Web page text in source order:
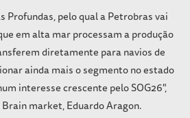
Profundas, pelo qual a Petrobras vai
em alta mar processam a produção
diretamente para navios de
ainda mais o segmento no estado
interesse crescente pelo SOG26",
market, Eduardo Aragon.